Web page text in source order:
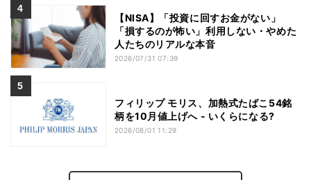
【NISA】「投資に回すお金がない」
「損するのが怖い」利用しない・やめた
人たちのリアルな本音
2026/07/31 07:39
フィリップ モリス、加熱式たばこ54銘
柄を10月値上げへ - いくらになる?
2026/08/01 11:29